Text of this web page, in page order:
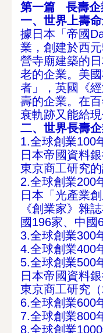
第一篇 長壽
一、世界上壽
據日本「帝國
業，創建於西
營寺廟建築的
老的企業。美
者」，英國《
壽的企業。在
衰軌跡又能給
二、世界長壽
1.全球創業100
日本帝國資料
東京商工研究
2.全球創業200
日本「光產業
《創業家》雜
國196家、中國
3.全球創業300
4.全球創業400
5.全球創業500
日本帝國資料
東京商工研究
6.全球創業600
7.全球創業800
8.全球創業